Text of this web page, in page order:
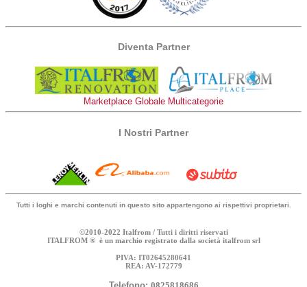
Diventa Partner
Marketplace Globale Multicategorie
I Nostri Partner
Tutti i loghi e marchi contenuti in questo sito appartengono ai rispettivi proprietari.
©2010-2022 Italfrom / Tutti i diritti riservati
ITALFROM ® è un marchio registrato dalla società italfrom srl
PIVA: IT02645280641
REA: AV-172779